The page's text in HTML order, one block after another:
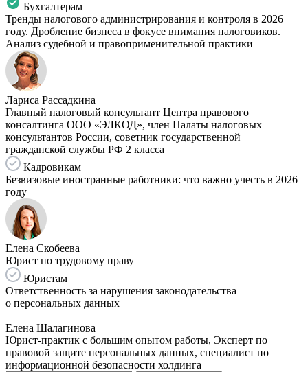
Бухгалтерам
Тренды налогового администрирования и контроля в 2026
году. Дробление бизнеса в фокусе внимания налоговиков.
Анализ судебной и правоприменительной практики
Лариса Рассадкина
Главный налоговый консультант Центра правового
консалтинга ООО «ЭЛКОД», член Палаты налоговых
консультантов России, советник государственной
гражданской службы РФ 2 класса
Кадровикам
Безвизовые иностранные работники: что важно учесть в 2026
году
Елена Скобеева
Юрист по трудовому праву
Юристам
Ответственность за нарушения законодательства
о персональных данных
Елена Шалагинова
Юрист-практик с большим опытом работы, Эксперт по
правовой защите персональных данных, специалист по
информационной безопасности холдинга